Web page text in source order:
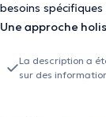
besoins spécifiques
Une approche
La description a
sur des